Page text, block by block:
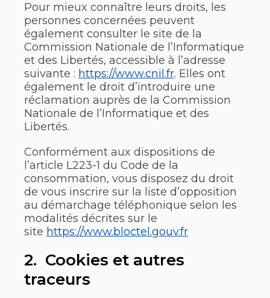
Pour mieux connaître leurs droits, les
personnes concernées peuvent
également consulter le site de la
Commission Nationale de l’Informatique
et des Libertés, accessible à l’adresse
suivante : https://www.cnil.fr. Elles ont
également le droit d’introduire une
réclamation auprès de la Commission
Nationale de l’Informatique et des
Libertés.
Conformément aux dispositions de
l’article L223-1 du Code de la
consommation, vous disposez du droit
de vous inscrire sur la liste d’opposition
au démarchage téléphonique selon les
modalités décrites sur le
site https://www.bloctel.gouv.fr
2. Cookies et autres
traceurs